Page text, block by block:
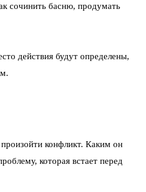
сочинить басню, продумать
действия будут определены,
конфликт. Каким он
которая встает перед